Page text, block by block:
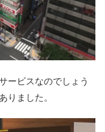
ービスなのでしょう
りました。